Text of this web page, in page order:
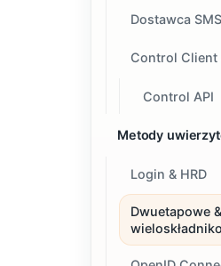
Dostawca SMS
Control Client
Control API
Metody
Login & HRD
Dwuetapowe &